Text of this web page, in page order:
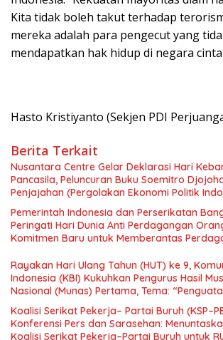
Kita tidak boleh takut terhadap
mereka adalah para pengecut yang
mendapatkan hak hidup di negara
Hasto Kristiyanto (Sekjen PDI
Berita Terkait
Nusantara Centre Gelar Deklarasi Hari
Pancasila, Peluncuran Buku Soemitro
Penjajahan (Pergolakan Ekonomi Politik
Simposium Nasional “Urgensi Undang-
Nasional dan Kesejahteraan Sosial dalam
Menuju Indonesia Emas 2045”,
Pemerintah Indonesia dan Perserikatan
Peringati Hari Dunia Anti Perdagangan
Komitmen Baru untuk Memberantas
Rayakan Hari Ulang Tahun (HUT) ke 9,
Indonesia (KBI) Kukuhkan Pengurus Hasil
Nasional (Munas) Pertama, Tema:
Pengembangan Organisasi KBI yang
Indonesia dan Mancanegara”.
Koalisi Serikat Pekerja– Partai Buruh
Konferensi Pers dan Sarasehan:
Koalisi Serikat Pekerja–Partai Buruh untuk